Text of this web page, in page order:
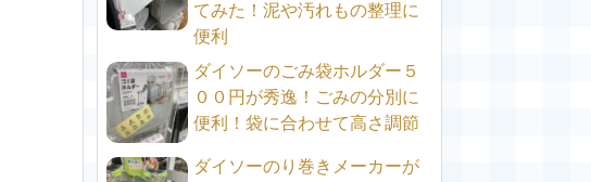
てみた！泥や汚れもの整理に
便利
ダイソーのごみ袋ホルダー５
００円が秀逸！ごみの分別に
便利！袋に合わせて高さ調節
ダイソーのり巻きメーカーが